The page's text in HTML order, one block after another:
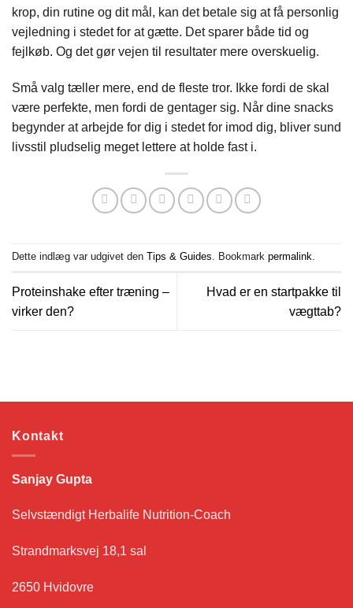
krop, din rutine og dit mål, kan det betale sig at få personlig
vejledning i stedet for at gætte. Det sparer både tid og
fejlkøb. Og det gør vejen til resultater mere overskuelig.
Små valg tæller mere, end de fleste tror. Ikke fordi de skal
være perfekte, men fordi de gentager sig. Når dine snacks
begynder at arbejde for dig i stedet for imod dig, bliver sund
livsstil pludselig meget lettere at holde fast i.
Dette indlæg var udgivet den Tips & Guides. Bookmark permalink.
Proteinshake efter træning –
virker den?
Hvad er en startpakke til
vægttab?
Kontakt
Sanjay Gupta
Selvstændigt Herbalife Nutrition-Coach
Strandmarksvej 18,1 sal
2650 Hvidovre